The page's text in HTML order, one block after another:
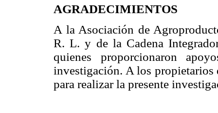
AGRADECIMIENTOS
A la Asociación de
R. L. y de la Cadena
quienes proporcionaron
investigación. A los
para realizar la presente